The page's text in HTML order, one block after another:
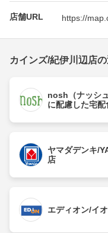
店舗URL https://
カインズ/紀伊川辺店
nosh（ナッシ
に配慮した宅配
ヤマダデンキ/
店
エディオン/イ